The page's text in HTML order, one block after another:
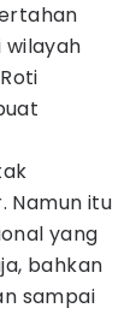
wilayah
Namun itu
yang
bahkan
sampai